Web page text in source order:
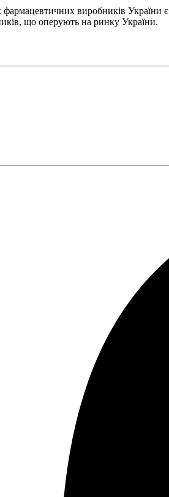
виробників України
що оперують на ринку України.